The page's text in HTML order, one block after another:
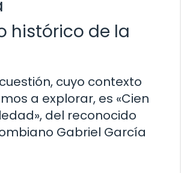
histórico de la
cuyo contexto
a explorar, es «Cien
del reconocido
Gabriel García